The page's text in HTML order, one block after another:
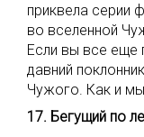
приквела серии
во вселенной
Если вы все еще
давний
Чужого. Как и
17. Бегущий по